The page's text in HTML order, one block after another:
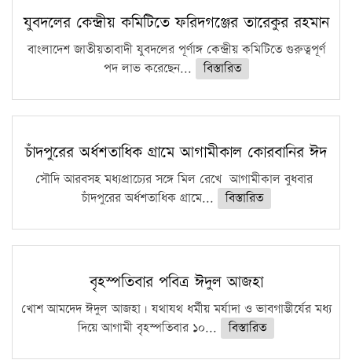
কঠোর হচ্ছে এসএসসি ও এইচএসসি পরীক্ষা
ফরিদগঞ্জে আগুনে পুড়লো ৬ ব্যবসা প্রতিষ্ঠান
যুবদলের কেন্দ্রীয় কমিটিতে ফরিদগঞ্জের তারেকুর রহমান
বাংলাদেশ জাতীয়তাবাদী যুবদলের পূর্ণাঙ্গ কেন্দ্রীয় কমিটিতে গুরুত্বপূর্ণ
পদ লাভ করেছেন...
বিস্তারিত
চাঁদপুরের অর্ধশতাধিক গ্রামে আগামীকাল কোরবানির ঈদ
সৌদি আরবসহ মধ্যপ্রাচ্যের সঙ্গে মিল রেখে আগামীকাল বুধবার
চাঁদপুরের অর্ধশতাধিক গ্রামে...
বিস্তারিত
বৃহস্পতিবার পবিত্র ঈদুল আজহা
খোশ আমদেদ ঈদুল আজহা। যথাযথ ধর্মীয় মর্যাদা ও ভাবগাম্ভীর্যের মধ্য
দিয়ে আগামী বৃহস্পতিবার ১০...
বিস্তারিত